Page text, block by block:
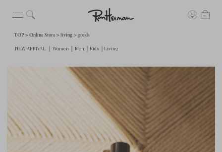
TOP Online Store living goods